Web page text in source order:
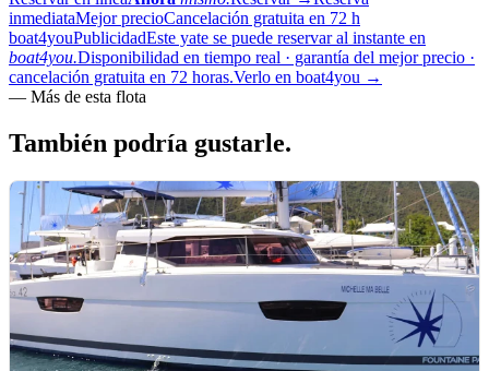
inmediataMejor precioCancelación gratuita en 72 h
boat4youPublicidadEste yate se puede reservar al instante en
boat4you.Disponibilidad en tiempo real · garantía del mejor precio ·
cancelación gratuita en 72 horas.Verlo en boat4you →
— Más de esta flota
También podría gustarle.